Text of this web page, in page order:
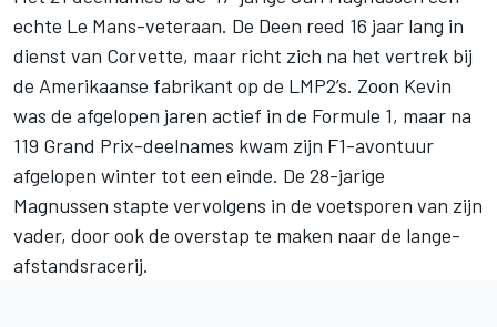
echte Le Mans-veteraan. De Deen reed 16 jaar lang in
dienst van Corvette, maar richt zich na het vertrek bij
de Amerikaanse fabrikant op de LMP2’s. Zoon Kevin
was de afgelopen jaren actief in de Formule 1, maar na
119 Grand Prix-deelnames kwam zijn F1-avontuur
afgelopen winter tot een einde. De 28-jarige
Magnussen stapte vervolgens in de voetsporen van zijn
vader, door ook de overstap te maken naar de lange-
afstandsracerij.